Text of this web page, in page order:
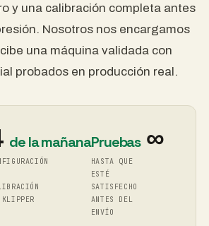
y una calibración completa antes
Nosotros nos encargamos
una máquina validada con
probados en producción real.
de la mañana
KLIPPER
Pruebas∞
HASTA QUE
ESTÉ
SATISFECHO
ANTES DEL
ENVÍO